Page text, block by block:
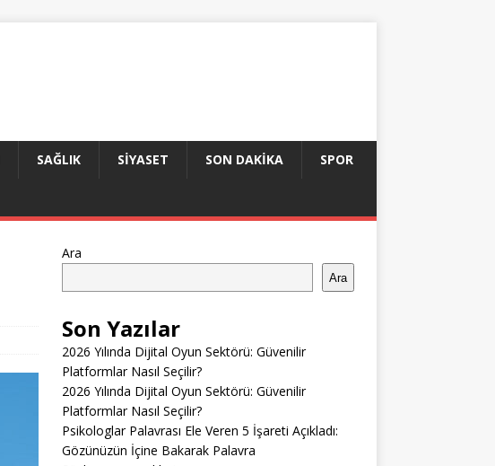
SAĞLIK SIYASET SON DAKIKA SPOR
Ara
Ara
Son Yazılar
2026 Yılında Dijital Oyun Sektörü: Güvenilir
Platformlar Nasıl Seçilir?
2026 Yılında Dijital Oyun Sektörü: Güvenilir
Platformlar Nasıl Seçilir?
Psikologlar Palavrası Ele Veren 5 İşareti Açıkladı:
Gözünüzün İçine Bakarak Palavra